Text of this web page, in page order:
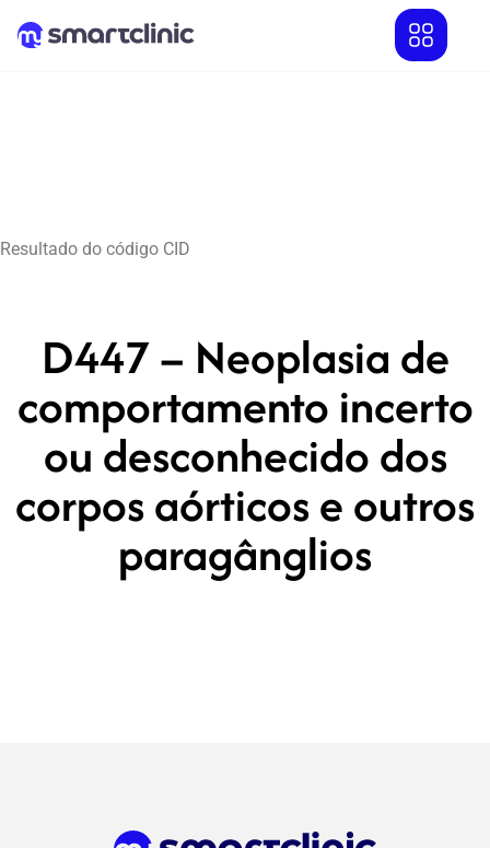
Resultado do código CID
D447 – Neoplasia de
comportamento incerto
ou desconhecido dos
corpos aórticos e outros
paragânglios